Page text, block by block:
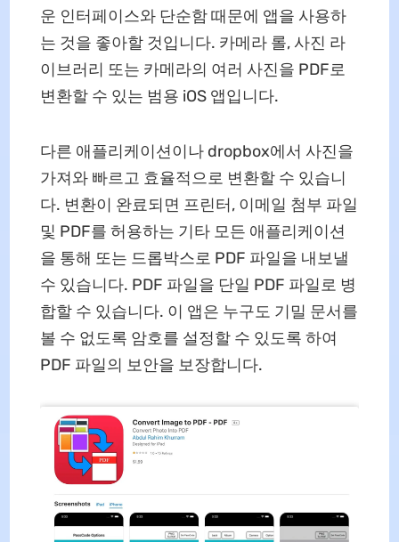
운 인터페이스와 단순함 때문에 앱을 사용하
는 것을 좋아할 것입니다. 카메라 롤, 사진 라
이브러리 또는 카메라의 여러 사진을 PDF로
변환할 수 있는 범용 iOS 앱입니다.
다른 애플리케이션이나 dropbox에서 사진을
가져와 빠르고 효율적으로 변환할 수 있습니
다. 변환이 완료되면 프린터, 이메일 첨부 파일
및 PDF를 허용하는 기타 모든 애플리케이션
을 통해 또는 드롭박스로 PDF 파일을 내보낼
수 있습니다. PDF 파일을 단일 PDF 파일로 병
합할 수 있습니다. 이 앱은 누구도 기밀 문서를
볼 수 없도록 암호를 설정할 수 있도록 하여
PDF 파일의 보안을 보장합니다.